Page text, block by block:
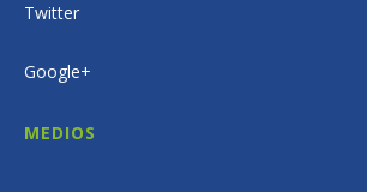
Twitter
Google+
MEDIOS